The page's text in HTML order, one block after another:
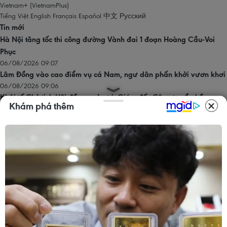
Vietnam+ (VietnamPlus)
Tiếng Việt English Français Español 中文 Русский
Tin mới
Hà Nội tăng tốc thi công đường Vành đai 1 đoạn Hoàng Cầu-Voi
Phục
06/08/2026 09:07
Lâm Đồng vào cao điểm vụ cá Nam, ngư dân phấn khởi vươn khơi
06/08/2026 09:06
Khởi tố Chủ tịch Hội đồng quản trị, Giám đốc Công ty cổ phần
Mekolor
Đồng Nai yêu cầu đẩy nhanh tiến độ dự án kết nối vùng, sân bay
06/08/2026 09:05
Toàn cảnh vụ sai phạm điểm thi trường THPT chuyên Tuyên Quang
06/08/2026 09:04
Trang chủ
Thăng Long - Hà Nội
Chính trị
Khám phá thêm